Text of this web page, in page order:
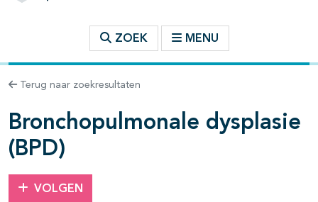
ZOEK MENU
Terug naar zoekresultaten
Bronchopulmonale dysplasie
(BPD)
VOLGEN